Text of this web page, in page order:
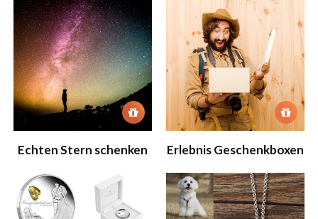
Echten Stern schenken Erlebnis Geschenkboxen